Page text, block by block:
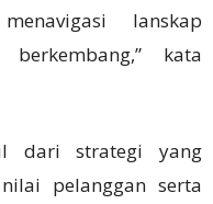
lanskap
kata
dari strategi yang
pelanggan serta